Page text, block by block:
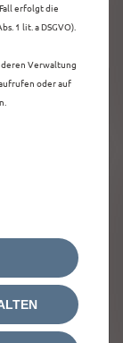
erfolgt die
1 lit. a DSGVO).
Verwaltung
aufrufen oder auf